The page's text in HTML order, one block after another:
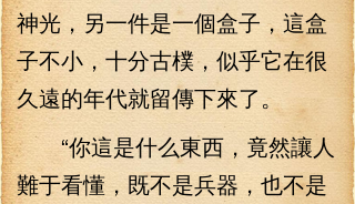
神光，另一件是一個盒子，這盒
子不小，十分古樸，似乎它在很
久遠的年代就留傳下來了。
“你這是什么東西，竟然讓人
難于看懂，既不是兵器，也不是